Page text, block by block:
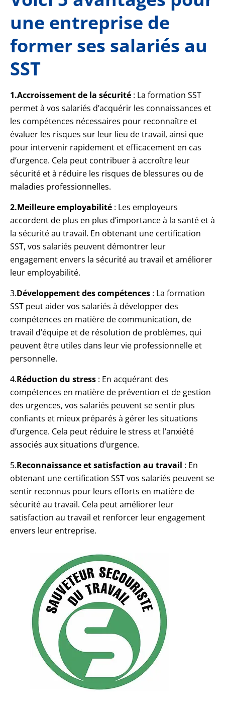
une entreprise de
former ses salariés au
SST
1.Accroissement de la sécurité : La formation SST
permet à vos salariés d’acquérir les connaissances et
les compétences nécessaires pour reconnaître et
évaluer les risques sur leur lieu de travail, ainsi que
pour intervenir rapidement et efficacement en cas
d’urgence. Cela peut contribuer à accroître leur
sécurité et à réduire les risques de blessures ou de
maladies professionnelles.
2.Meilleure employabilité : Les employeurs
accordent de plus en plus d’importance à la santé et à
la sécurité au travail. En obtenant une certification
SST, vos salariés peuvent démontrer leur
engagement envers la sécurité au travail et améliorer
leur employabilité.
3.Développement des compétences : La formation
SST peut aider vos salariés à développer des
compétences en matière de communication, de
travail d’équipe et de résolution de problèmes, qui
peuvent être utiles dans leur vie professionnelle et
personnelle.
4.Réduction du stress : En acquérant des
compétences en matière de prévention et de gestion
des urgences, vos salariés peuvent se sentir plus
confiants et mieux préparés à gérer les situations
d’urgence. Cela peut réduire le stress et l’anxiété
associés aux situations d’urgence.
5.Reconnaissance et satisfaction au travail : En
obtenant une certification SST vos salariés peuvent se
sentir reconnus pour leurs efforts en matière de
sécurité au travail. Cela peut améliorer leur
satisfaction au travail et renforcer leur engagement
envers leur entreprise.